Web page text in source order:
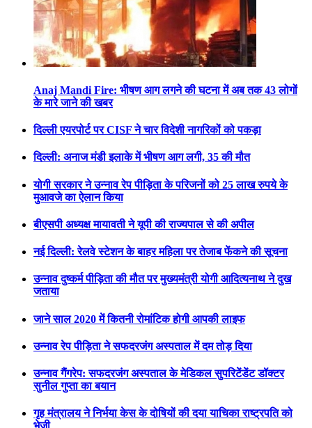
Anaj Mandi Fire: भीषण आग लगने की घटना में अब तक 43 लोगों
के मारे जाने की खबर
दिल्ली एयरपोर्ट पर CISF ने चार विदेशी नागरिकों को पकड़ा
दिल्ली: अनाज मंडी इलाके में भीषण आग लगी, 35 की मौत
योगी सरकार ने उन्नाव रेप पीड़िता के परिजनों को 25 लाख रुपये के
मुआवजे का ऐलान किया
बीएसपी अध्यक्ष मायावती ने यूपी की राज्यपाल से की अपील
नई दिल्ली: रेलवे स्टेशन के बाहर महिला पर तेजाब फेंकने की सूचना
उन्नाव दुष्कर्म पीड़िता की मौत पर मुख्यमंत्री योगी आदित्यनाथ ने दुख
जताया
जाने साल 2020 में कितनी रोमांटिक होगी आपकी लाइफ
उन्नाव रेप पीड़िता ने सफदरजंग अस्पताल में दम तोड़ दिया
उन्नाव गैंगरेप: सफदरजंग अस्पताल के मेडिकल सुपरिटेंडेंट डॉक्टर
सुनील गुप्ता का बयान
गृह मंत्रालय ने निर्भया केस के दोषियों की दया याचिका राष्ट्रपति को